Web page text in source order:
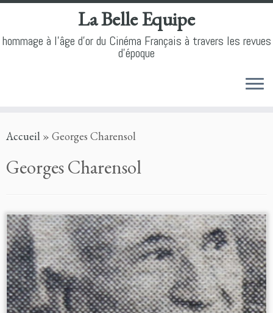
to
La Belle Equipe
hommage à l'âge d'or du Cinéma Français à travers les revues
d'époque
Accueil » Georges Charensol
Georges Charensol